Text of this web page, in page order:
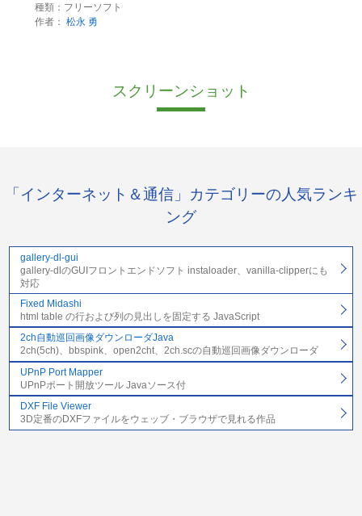
種類：フリーソフト
作者： 松永 勇
スクリーンショット
「インターネット＆通信」カテゴリーの人気ランキ
ング
gallery-dl-gui
gallery-dlのGUIフロントエンドソフト instaloader、vanilla-clipperにも
対応
Fixed Midashi
html table の行および列の見出しを固定する JavaScript
2ch自動巡回画像ダウンローダJava
2ch(5ch)、bbspink、open2cht、2ch.scの自動巡回画像ダウンローダ
UPnP Port Mapper
UPnPポート開放ツール Javaソース付
DXF File Viewer
3D定番のDXFファイルをウェッブ・ブラウザで見れる作品